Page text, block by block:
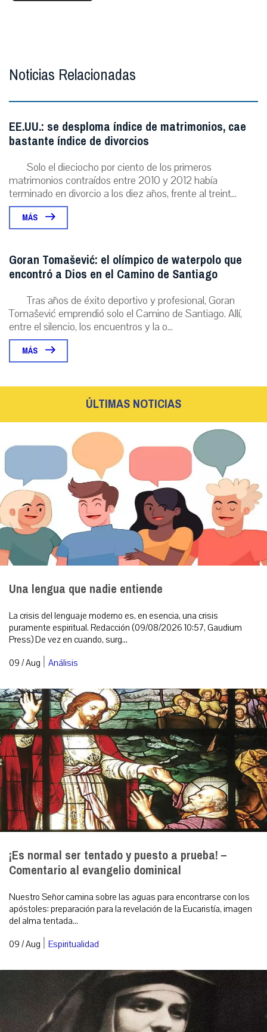
Noticias Relacionadas
EE.UU.: se desploma índice de matrimonios, cae
bastante índice de divorcios
Solo el dieciocho por ciento de los primeros
matrimonios contraídos entre 2010 y 2012 había
terminado en divorcio a los diez años, frente al treint...
MÁS
Goran Tomašević: el olímpico de waterpolo que
encontró a Dios en el Camino de Santiago
Tras años de éxito deportivo y profesional, Goran
Tomašević emprendió solo el Camino de Santiago. Allí,
entre el silencio, los encuentros y la o...
MÁS
ÚLTIMAS NOTICIAS
Una lengua que nadie entiende
La crisis del lenguaje moderno es, en esencia, una crisis
puramente espiritual. Redacción (09/08/2026 10:57, Gaudium
Press) De vez en cuando, surg...
09 / Aug | Análisis
¡Es normal ser tentado y puesto a prueba! –
Comentario al evangelio dominical
Nuestro Señor camina sobre las aguas para encontrarse con los
apóstoles: preparación para la revelación de la Eucaristía, imagen
del alma tentada...
09 / Aug | Espiritualidad